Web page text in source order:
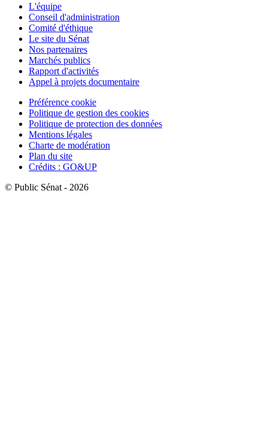
L'équipe
Conseil d'administration
Comité d'éthique
Le site du Sénat
Nos partenaires
Marchés publics
Rapport d'activités
Appel à projets documentaire
Préférence cookie
Politique de gestion des cookies
Politique de protection des données
Mentions légales
Charte de modération
Plan du site
Crédits : GO&UP
© Public Sénat - 2026